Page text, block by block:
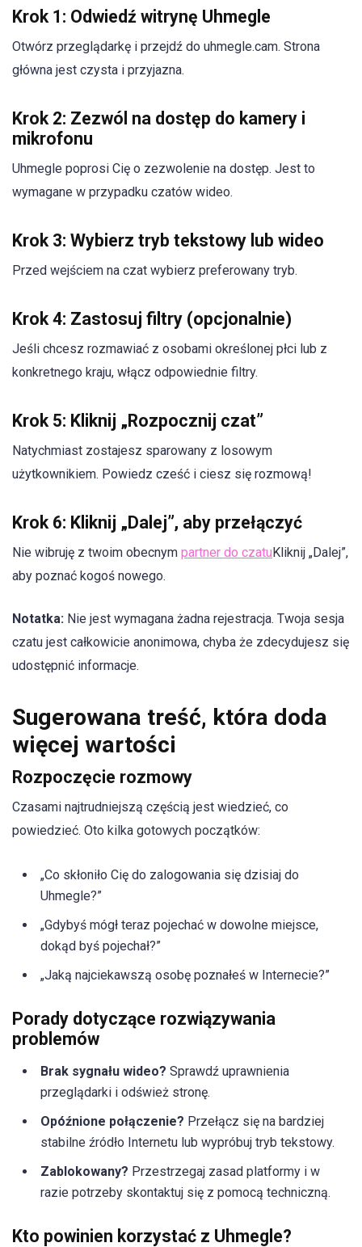
Krok 1: Odwiedź witrynę Uhmegle
Otwórz przeglądarkę i przejdź do uhmegle.cam. Strona
główna jest czysta i przyjazna.
Krok 2: Zezwól na dostęp do kamery i
mikrofonu
Uhmegle poprosi Cię o zezwolenie na dostęp. Jest to
wymagane w przypadku czatów wideo.
Krok 3: Wybierz tryb tekstowy lub wideo
Przed wejściem na czat wybierz preferowany tryb.
Krok 4: Zastosuj filtry (opcjonalnie)
Jeśli chcesz rozmawiać z osobami określonej płci lub z
konkretnego kraju, włącz odpowiednie filtry.
Krok 5: Kliknij „Rozpocznij czat”
Natychmiast zostajesz sparowany z losowym
użytkownikiem. Powiedz cześć i ciesz się rozmową!
Krok 6: Kliknij „Dalej”, aby przełączyć
Nie wibruję z twoim obecnym partner do czatu Kliknij „Dalej”,
aby poznać kogoś nowego.
Notatka: Nie jest wymagana żadna rejestracja. Twoja sesja
czatu jest całkowicie anonimowa, chyba że zdecydujesz się
udostępnić informacje.
Sugerowana treść, która doda
więcej wartości
Rozpoczęcie rozmowy
Czasami najtrudniejszą częścią jest wiedzieć, co
powiedzieć. Oto kilka gotowych początków:
„Co skłoniło Cię do zalogowania się dzisiaj do
Uhmegle?”
„Gdybyś mógł teraz pojechać w dowolne miejsce,
dokąd byś pojechał?”
„Jaką najciekawszą osobę poznałeś w Internecie?”
Porady dotyczące rozwiązywania
problemów
Brak sygnału wideo? Sprawdź uprawnienia
przeglądarki i odśwież stronę.
Opóźnione połączenie? Przełącz się na bardziej
stabilne źródło Internetu lub wypróbuj tryb tekstowy.
Zablokowany? Przestrzegaj zasad platformy i w
razie potrzeby skontaktuj się z pomocą techniczną.
Kto powinien korzystać z Uhmegle?